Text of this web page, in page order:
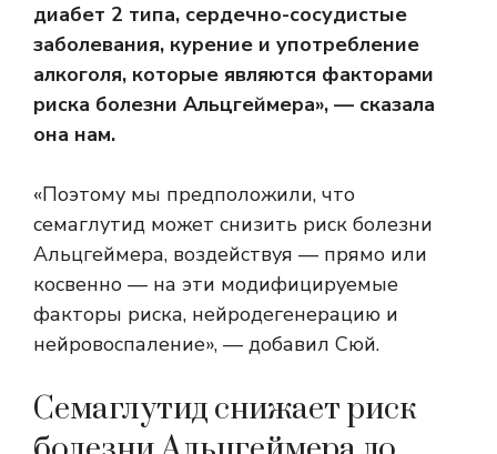
диабет 2 типа, сердечно-сосудистые
заболевания, курение и употребление
алкоголя, которые являются факторами
риска болезни Альцгеймера», — сказала
она нам.
«Поэтому мы предположили, что
семаглутид может снизить риск болезни
Альцгеймера, воздействуя — прямо или
косвенно — на эти модифицируемые
факторы риска, нейродегенерацию и
нейровоспаление», — добавил Сюй.
Семаглутид снижает риск